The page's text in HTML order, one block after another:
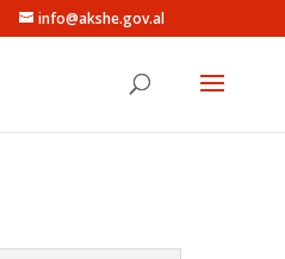
info@akshe.gov.al